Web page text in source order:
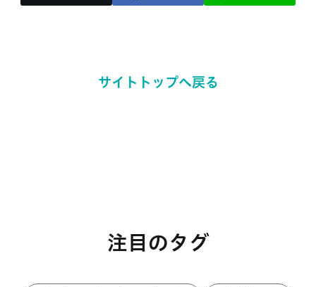
サイトトップへ戻る
注目のタグ